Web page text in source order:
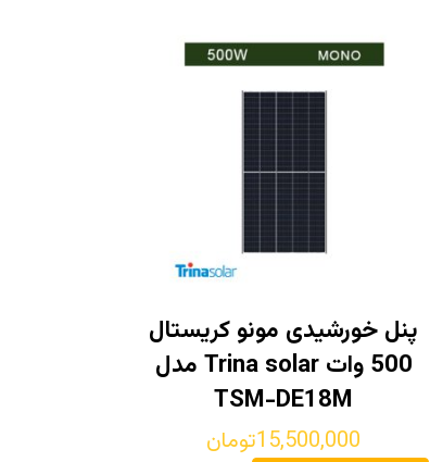
پنل خورشیدی مونو کریستال
500 وات Trina solar مدل
TSM-DE18M
15,500,000تومان